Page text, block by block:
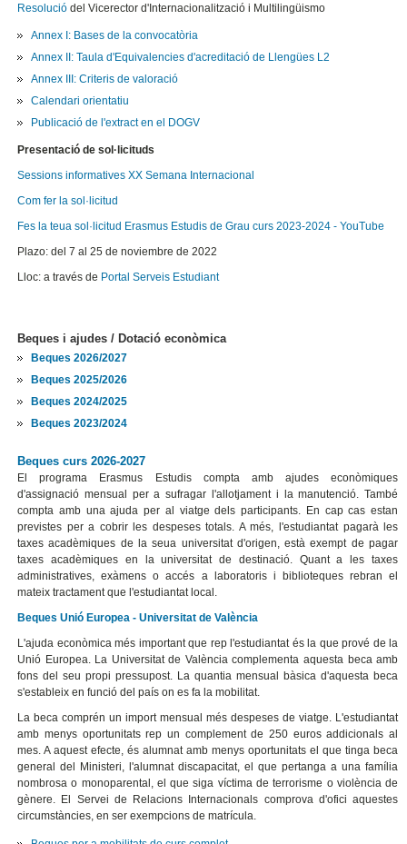
Resolució del Vicerector d'Internacionalització i Multilingüismo
Annex I: Bases de la convocatòria
Annex II: Taula d'Equivalencies d'acreditació de Llengües L2
Annex III: Criteris de valoració
Calendari orientatiu
Publicació de l'extract en el DOGV
Presentació de sol·licituds
Sessions informatives XX Semana Internacional
Com fer la sol·licitud
Fes la teua sol·licitud Erasmus Estudis de Grau curs 2023-2024 - YouTube
Plazo: del 7 al 25 de noviembre de 2022
Lloc: a través de Portal Serveis Estudiant
Beques i ajudes / Dotació econòmica
Beques 2026/2027
Beques 2025/2026
Beques 2024/2025
Beques 2023/2024
Beques curs 2026-2027
El programa Erasmus Estudis compta amb ajudes econòmiques
d'assignació mensual per a sufragar l'allotjament i la manutenció. També
compta amb una ajuda per al viatge dels participants. En cap cas estan
previstes per a cobrir les despeses totals. A més, l'estudiantat pagarà les
taxes acadèmiques de la seua universitat d'origen, està exempt de pagar
taxes acadèmiques en la universitat de destinació. Quant a les taxes
administratives, exàmens o accés a laboratoris i biblioteques rebran el
mateix tractament que l'estudiantat local.
Beques Unió Europea - Universitat de València
L'ajuda econòmica més important que rep l'estudiantat és la que prové de la
Unió Europea. La Universitat de València complementa aquesta beca amb
fons del seu propi pressupost. La quantia mensual bàsica d'aquesta beca
s'estableix en funció del país on es fa la mobilitat.
La beca comprén un import mensual més despeses de viatge. L'estudiantat
amb menys oportunitats rep un complement de 250 euros addicionals al
mes. A aquest efecte, és alumnat amb menys oportunitats el que tinga beca
general del Ministeri, l'alumnat discapacitat, el que pertanga a una família
nombrosa o monoparental, el que siga víctima de terrorisme o violència de
gènere. El Servei de Relacions Internacionals comprova d'ofici aquestes
circumstàncies, en ser exempcions de matrícula.